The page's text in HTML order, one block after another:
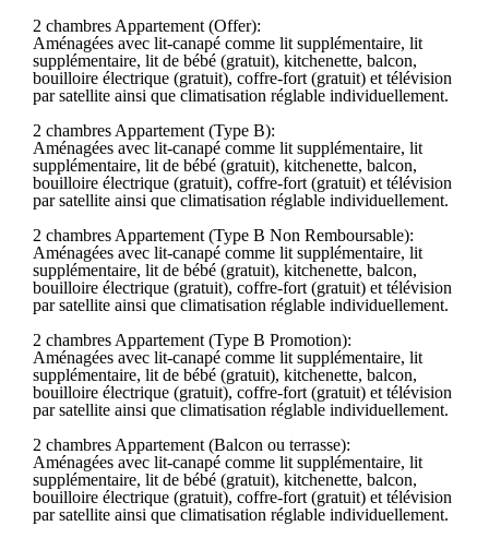
2 chambres Appartement (Offer):
Aménagées avec lit-canapé comme lit supplémentaire, lit
supplémentaire, lit de bébé (gratuit), kitchenette, balcon,
bouilloire électrique (gratuit), coffre-fort (gratuit) et télévision
par satellite ainsi que climatisation réglable individuellement.
2 chambres Appartement (Type B):
Aménagées avec lit-canapé comme lit supplémentaire, lit
supplémentaire, lit de bébé (gratuit), kitchenette, balcon,
bouilloire électrique (gratuit), coffre-fort (gratuit) et télévision
par satellite ainsi que climatisation réglable individuellement.
2 chambres Appartement (Type B Non Remboursable):
Aménagées avec lit-canapé comme lit supplémentaire, lit
supplémentaire, lit de bébé (gratuit), kitchenette, balcon,
bouilloire électrique (gratuit), coffre-fort (gratuit) et télévision
par satellite ainsi que climatisation réglable individuellement.
2 chambres Appartement (Type B Promotion):
Aménagées avec lit-canapé comme lit supplémentaire, lit
supplémentaire, lit de bébé (gratuit), kitchenette, balcon,
bouilloire électrique (gratuit), coffre-fort (gratuit) et télévision
par satellite ainsi que climatisation réglable individuellement.
2 chambres Appartement (Balcon ou terrasse):
Aménagées avec lit-canapé comme lit supplémentaire, lit
supplémentaire, lit de bébé (gratuit), kitchenette, balcon,
bouilloire électrique (gratuit), coffre-fort (gratuit) et télévision
par satellite ainsi que climatisation réglable individuellement.